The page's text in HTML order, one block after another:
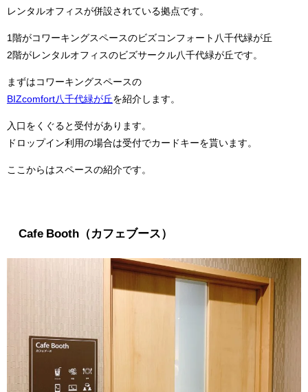
レンタルオフィスが併設されている拠点です。
1階がコワーキングスペースのビズコンフォート八千代緑が丘
2階がレンタルオフィスのビズサークル八千代緑が丘です。
まずはコワーキングスペースの
BIZcomfort八千代緑が丘を紹介します。
入口をくぐると受付があります。
ドロップイン利用の場合は受付でカードキーを貰います。
ここからはスペースの紹介です。
Cafe Booth（カフェブース）